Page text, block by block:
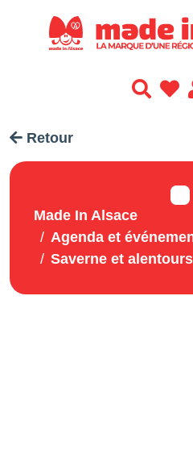
Retour
Made In Alsace
Agenda et
Saverne et alentours